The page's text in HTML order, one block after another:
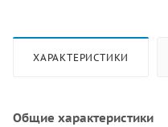
ХАРАКТЕРИСТИКИ
Общие характеристики